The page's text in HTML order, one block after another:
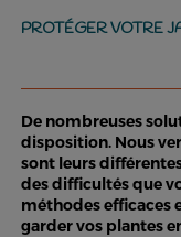
PROTÉGER VOTRE
De nombreuses
disposition. Nous
sont leurs
des difficultés que
méthodes efficaces
garder vos plantes